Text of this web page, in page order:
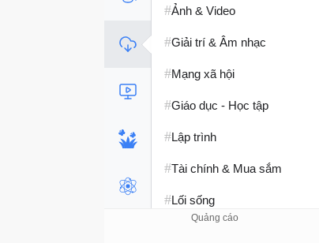
#Ảnh & Video
#Giải trí & Âm nhạc
#Mạng xã hội
#Giáo dục - Học tập
#Lập trình
#Tài chính & Mua sắm
#Lối sống